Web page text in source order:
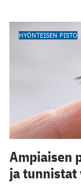
HYÖNTEISEN PISTO
Ampiaisen
ja tunnistat